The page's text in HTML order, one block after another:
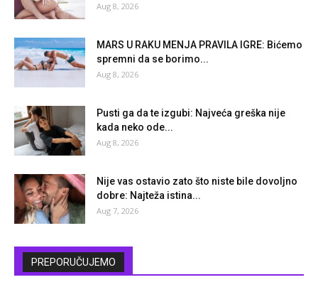
Aug 8, 2026
MARS U RAKU MENJA PRAVILA IGRE: Bićemo
spremni da se borimo...
Aug 8, 2026
Pusti ga da te izgubi: Najveća greška nije
kada neko ode...
Aug 8, 2026
Nije vas ostavio zato što niste bile dovoljno
dobre: Najteža istina...
Aug 7, 2026
PREPORUČUJEMO